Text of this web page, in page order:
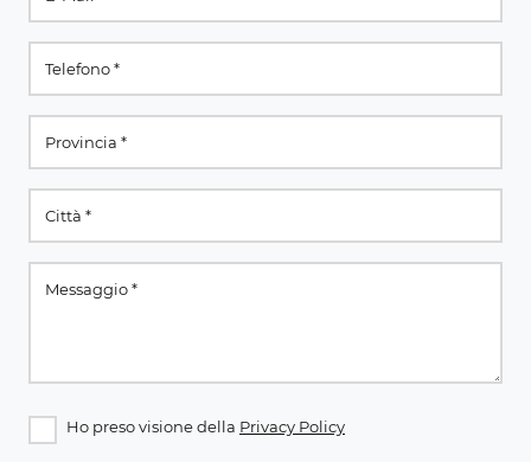
Ho preso visione della Privacy Policy